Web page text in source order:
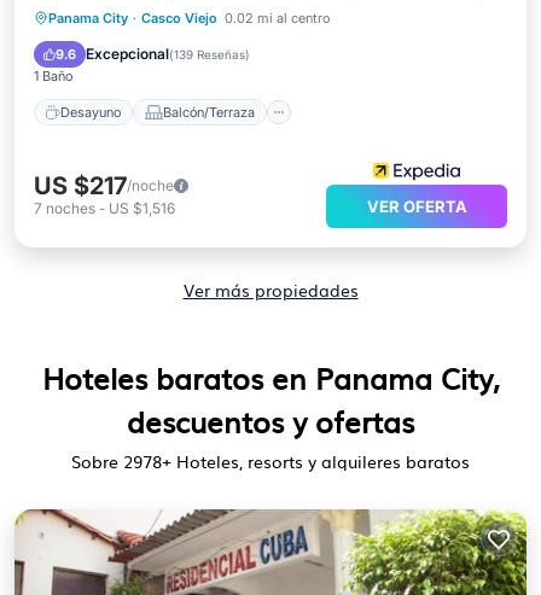
Panama City · Casco Viejo 0.02 mi al centro
9.6 Excepcional(139 Reseñas)
1 Baño
Desayuno Balcón/Terraza
Desayuno Balcón/Terraza
Aire acondicionado
US $217/noche
7 noches - US $1,516 VER OFERTA
Ver más propiedades
Hoteles baratos en Panama City,
descuentos y ofertas
Sobre 2978+ Hoteles, resorts y alquileres baratos